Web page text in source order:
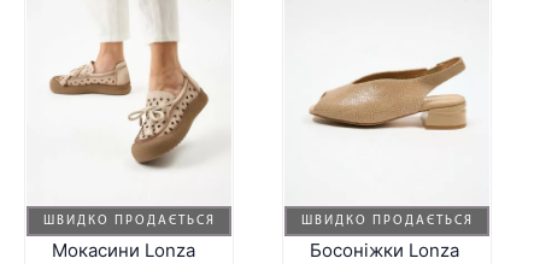
ШВИДКО ПРОДАЄТЬСЯ
Мокасини Lonza
ШВИДКО ПРОДАЄТЬСЯ
Босоніжки Lonza